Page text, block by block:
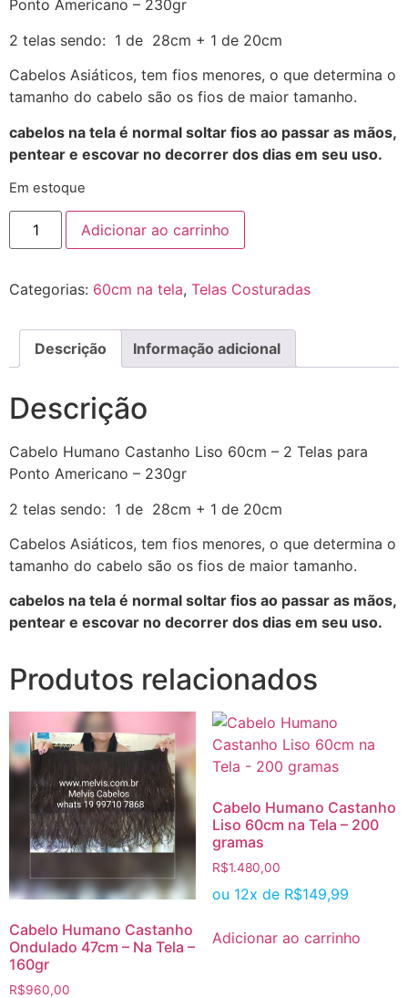
Ponto Americano – 230gr
2 telas sendo: 1 de 28cm + 1 de 20cm
Cabelos Asiáticos, tem fios menores, o que determina o
tamanho do cabelo são os fios de maior tamanho.
cabelos na tela é normal soltar fios ao passar as mãos,
pentear e escovar no decorrer dos dias em seu uso.
Em estoque
Adicionar ao carrinho
Categorias: 60cm na tela, Telas Costuradas
Descrição Informação adicional
Descrição
Cabelo Humano Castanho Liso 60cm – 2 Telas para
Ponto Americano – 230gr
2 telas sendo: 1 de 28cm + 1 de 20cm
Cabelos Asiáticos, tem fios menores, o que determina o
tamanho do cabelo são os fios de maior tamanho.
cabelos na tela é normal soltar fios ao passar as mãos,
pentear e escovar no decorrer dos dias em seu uso.
Produtos relacionados
Cabelo Humano Castanho
Ondulado 47cm – Na Tela –
160gr
R$960,00
Cabelo Humano Castanho
Liso 60cm na Tela – 200
gramas
R$1.480,00
ou 12x de R$149,99
Adicionar ao carrinho